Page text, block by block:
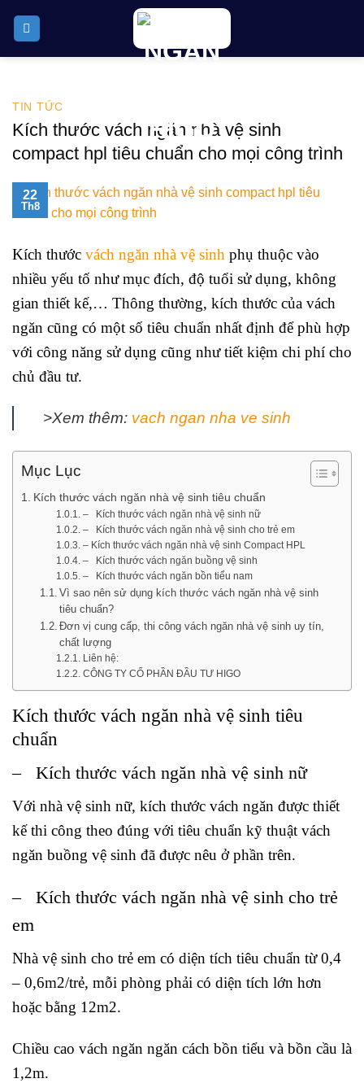
TIN TỨC
Kích thước vách ngăn nhà vệ sinh
compact hpl tiêu chuẩn cho mọi công trình
22
Th8
Kích thước vách ngăn nhà vệ sinh phụ thuộc vào
nhiều yếu tố như mục đích, độ tuổi sử dụng, không
gian thiết kế,… Thông thường, kích thước của vách
ngăn cũng có một số tiêu chuẩn nhất định để phù hợp
với công năng sử dụng cũng như tiết kiệm chi phí cho
chủ đầu tư.
>Xem thêm: vach ngan nha ve sinh
Mục Lục
Kích thước vách ngăn nhà vệ sinh tiêu chuẩn
– Kích thước vách ngăn nhà vệ sinh nữ
– Kích thước vách ngăn nhà vệ sinh cho trẻ em
– Kích thước vách ngăn nhà vệ sinh Compact HPL
– Kích thước vách ngăn buồng vệ sinh
– Kích thước vách ngăn bồn tiểu nam
Vì sao nên sử dụng kích thước vách ngăn nhà vệ sinh
tiêu chuẩn?
Đơn vị cung cấp, thi công vách ngăn nhà vệ sinh uy tín,
chất lượng
Liên hệ:
CÔNG TY CỔ PHẦN ĐẦU TƯ HIGO
Kích thước vách ngăn nhà vệ sinh tiêu
chuẩn
– Kích thước vách ngăn nhà vệ sinh nữ
Với nhà vệ sinh nữ, kích thước vách ngăn được thiết
kế thi công theo đúng với tiêu chuẩn kỹ thuật vách
ngăn buồng vệ sinh đã được nêu ở phần trên.
– Kích thước vách ngăn nhà vệ sinh cho trẻ
em
Nhà vệ sinh cho trẻ em có diện tích tiêu chuẩn từ 0,4
– 0,6m2/trẻ, mỗi phòng phải có diện tích lớn hơn
hoặc bằng 12m2.
Chiều cao vách ngăn ngăn cách bồn tiểu và bồn cầu là
1,2m.